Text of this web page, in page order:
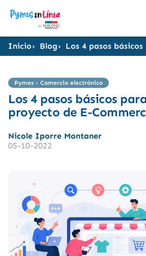
Inicio Blog Los 4 pasos básicos para iniciar
Pymes - Comercio electrónico
Los 4 pasos básicos
proyecto de E-
Nicole Iporre Montaner
05-10-2022